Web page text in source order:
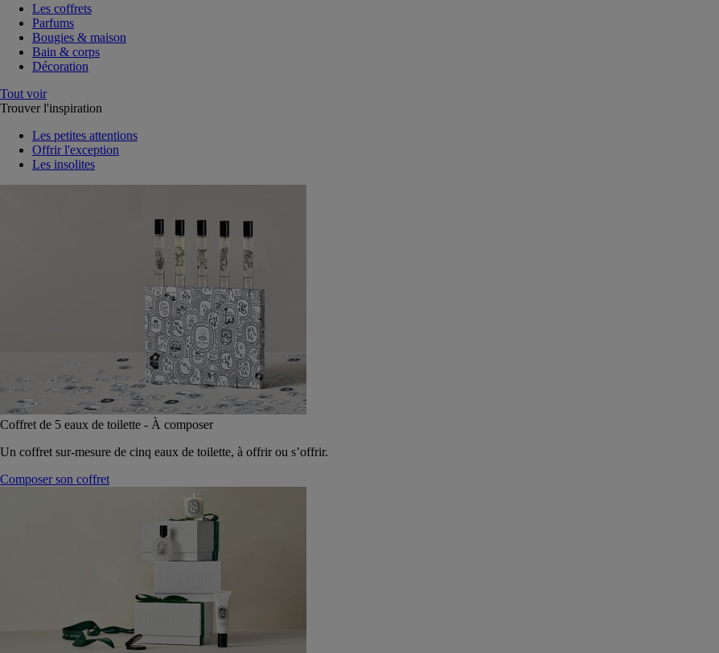
Les coffrets
Parfums
Bougies & maison
Bain & corps
Décoration
Tout voir
Trouver l'inspiration
Les petites attentions
Offrir l'exception
Les insolites
Coffret de 5 eaux de toilette - À composer
Un coffret sur-mesure de cinq eaux de toilette, à offrir ou s’offrir.
Composer son coffret